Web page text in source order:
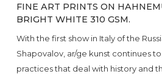
FINE ART PRINTS ON
BRIGHT WHITE 310 GSM.
With the first show in Italy of the
Shapovalov, ar/ge kunst continues
practices that deal with history and